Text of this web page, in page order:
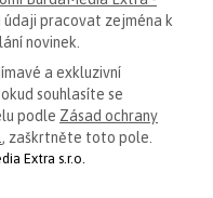
údaji pracovat zejména k
novinek.
a exkluzivní
souhlasíte se
podle Zásad ochrany
, zaškrtněte toto pole.
Extra s.r.o.